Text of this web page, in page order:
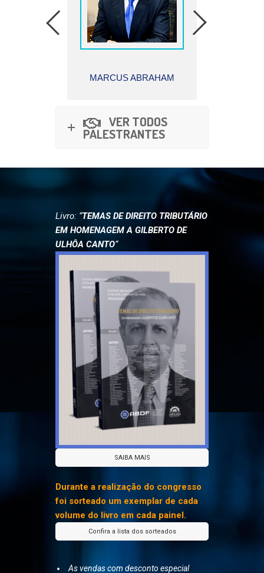
ONOFRE ALVES
VER TODOS
Livro: “TEMAS DE DIREITO TRIBUTÁRIO
EM HOMENAGEM A GILBERTO DE
ULHÔA CANTO“
Durante a realização do congresso
foi sorteado um exemplar de cada
volume do livro em cada painel.